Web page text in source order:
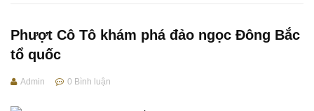
Phượt Cô Tô khám phá đảo ngọc Đông Bắc
tổ quốc
Admin 0 Bình luận